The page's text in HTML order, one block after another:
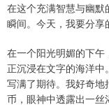
在这个充满智慧与幽
瞬间。今天，我要分享
在一个阳光明媚的下午
正沉浸在文字的海洋
写满了期待。我好奇
币，眼神中透露出一丝